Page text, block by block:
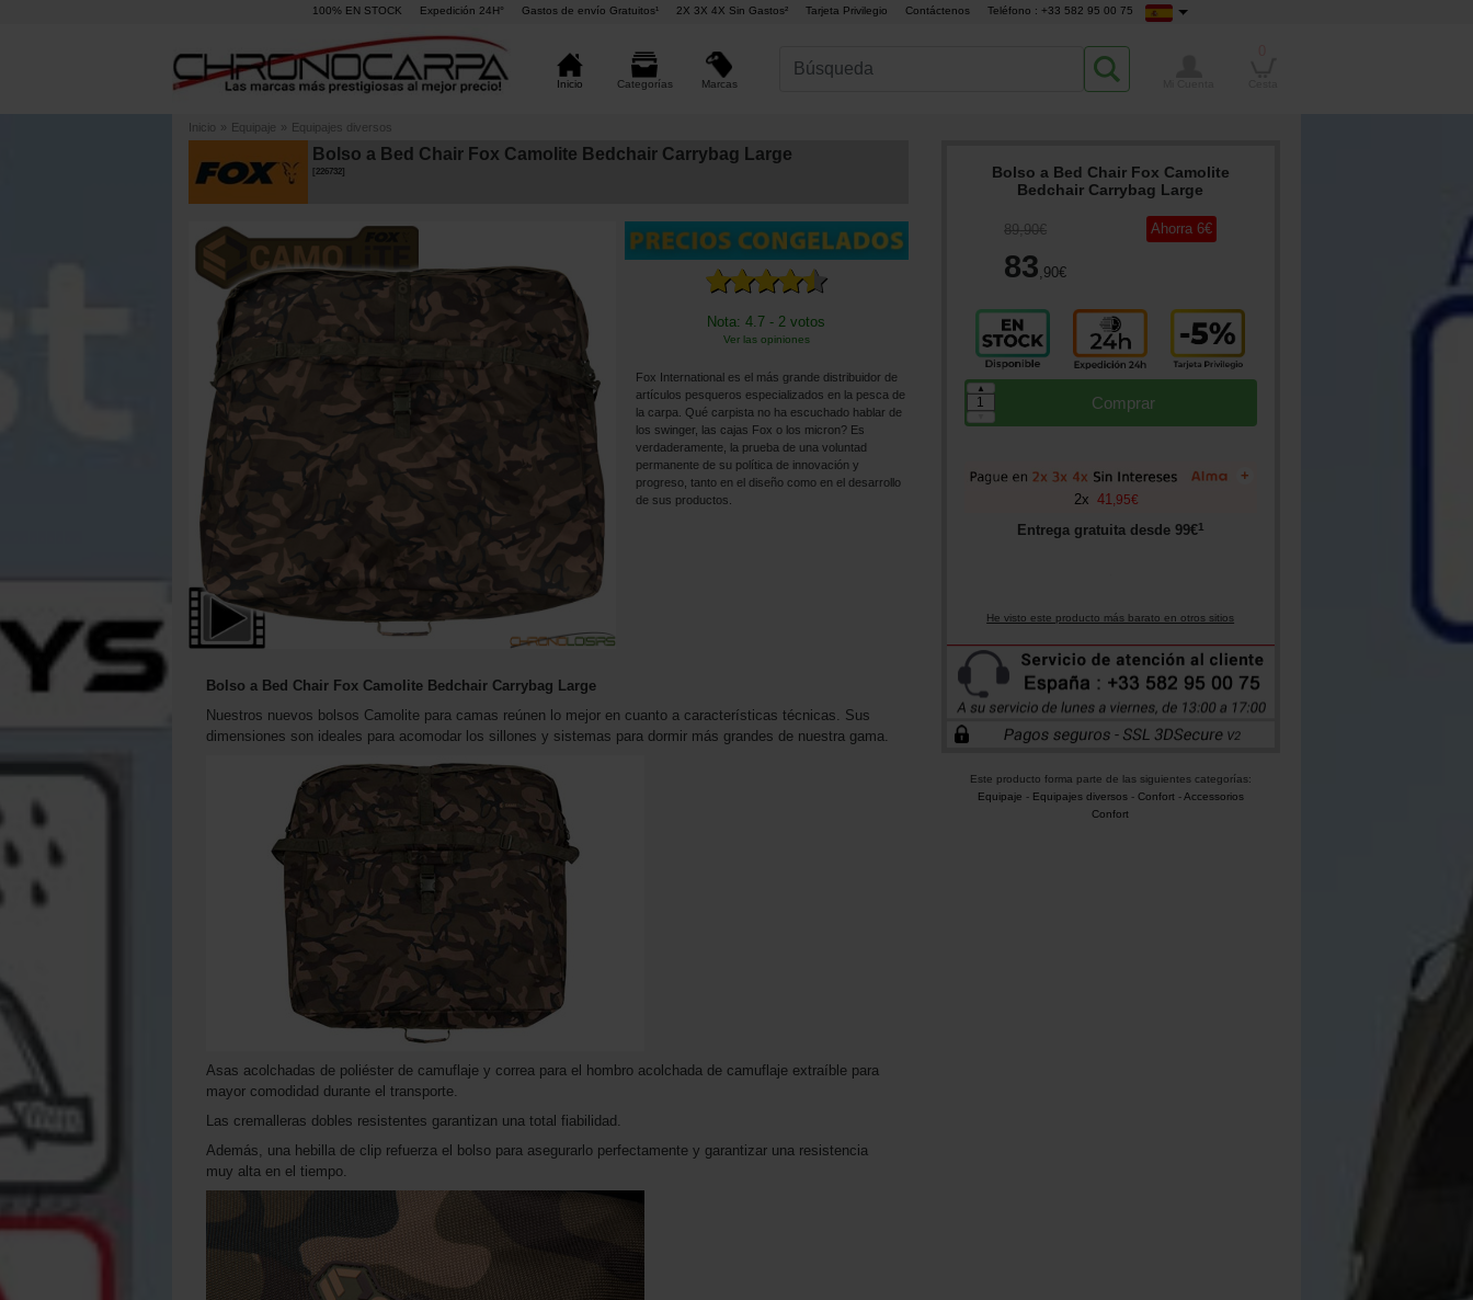
100% EN STOCK Expedición 24H° Gastos de envío Gratuitos¹ 2X 3X 4X Sin Gastos² Tarjeta Privilegio Contáctenos Teléfono : +33 582 95 00 75
Inicio Categorías Marcas
Inicio » Equipaje » Equipajes diversos
Bolso a Bed Chair Fox Camolite Bedchair Carrybag Large
226732]
Nota: 4.7 - 2 votos
Ver las opiniones
Fox International es el más grande distribuidor de
artículos pesqueros especializados en la pesca de
la carpa. Qué carpista no ha escuchado hablar de
los swinger, las cajas Fox o los micron? Es
verdaderamente, la prueba de una voluntad
permanente de su política de innovación y
progreso, tanto en el diseño como en el desarrollo
de sus productos.
Bolso a Bed Chair Fox Camolite
Bedchair Carrybag Large
89,90€
83,90€
Ahorra 6€
Comprar
▲
+
2x 41 95€
Entrega gratuita desde 99€1
He visto este producto más barato en otros sitios
Este producto forma parte de las siguientes categorías:
Equipaje - Equipajes diversos- Confort-Accessorios
Confort
Bolso a Bed Chair Fox Camolite Bedchair Carrybag Large
Nuestros nuevos bolsos Camolite para camas reúnen lo mejor en cuanto a características técnicas. Sus
dimensiones son ideales para acomodar los sillones y sistemas para dormir más grandes de nuestra gama.
Asas acolchadas de poliéster de camuflaje y correa para el hombro acolchada de camuflaje extraíble para
mayor comodidad durante el transporte.
Las cremalleras dobles resistentes garantizan una total fiabilidad.
Además, una hebilla de clip refuerza el bolso para asegurarlo perfectamente y garantizar una resistencia
muy alta en el tiempo.